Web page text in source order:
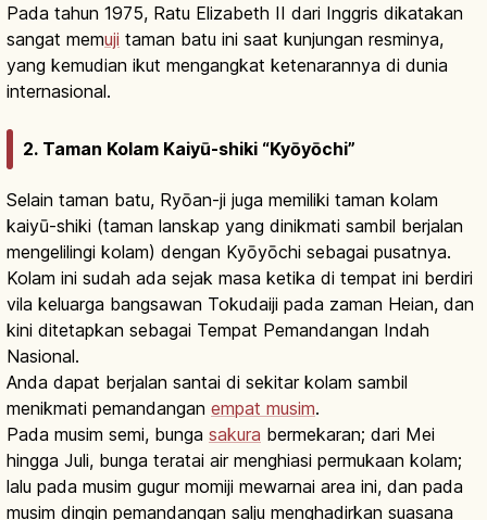
Pada tahun 1975, Ratu Elizabeth II dari Inggris dikatakan
sangat memuji taman batu ini saat kunjungan resminya,
yang kemudian ikut mengangkat ketenarannya di dunia
internasional.
2. Taman Kolam Kaiyū-shiki “Kyōyōchi”
Selain taman batu, Ryōan-ji juga memiliki taman kolam
kaiyū-shiki (taman lanskap yang dinikmati sambil berjalan
mengelilingi kolam) dengan Kyōyōchi sebagai pusatnya.
Kolam ini sudah ada sejak masa ketika di tempat ini berdiri
vila keluarga bangsawan Tokudaiji pada zaman Heian, dan
kini ditetapkan sebagai Tempat Pemandangan Indah
Nasional.
Anda dapat berjalan santai di sekitar kolam sambil
menikmati pemandangan empat musim.
Pada musim semi, bunga sakura bermekaran; dari Mei
hingga Juli, bunga teratai air menghiasi permukaan kolam;
lalu pada musim gugur momiji mewarnai area ini, dan pada
musim dingin pemandangan salju menghadirkan suasana